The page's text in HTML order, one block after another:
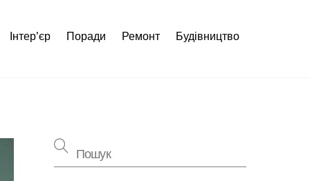
Інтер’єр Поради Ремонт Будівництво